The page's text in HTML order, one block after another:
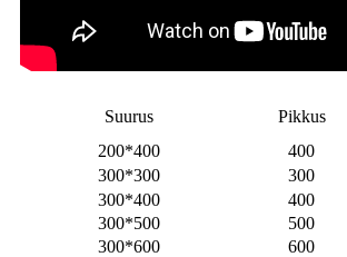
Suurus Pikkus
200*400
400
300*300
300
300*400
400
300*500
500
300*600
600